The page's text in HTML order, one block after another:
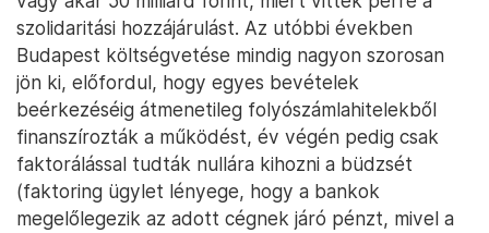
szolidaritási hozzájárulást. Az utóbbi években
Budapest költségvetése mindig nagyon szorosan
jön ki, előfordul, hogy egyes bevételek
beérkezéséig átmenetileg folyószámlahitelekből
finanszírozták a működést, év végén pedig csak
faktorálással tudták nullára kihozni a büdzsét
(faktoring ügylet lényege, hogy a bankok
megelőlegezik az adott cégnek járó pénzt, mivel a